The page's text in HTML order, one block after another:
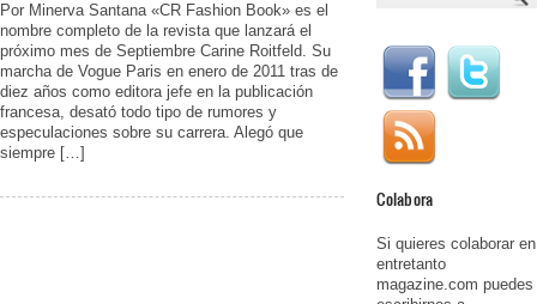
Por Minerva Santana «CR Fashion Book» es el
nombre completo de la revista que lanzará el
próximo mes de Septiembre Carine Roitfeld. Su
marcha de Vogue Paris en enero de 2011 tras de
diez años como editora jefe en la publicación
francesa, desató todo tipo de rumores y
especulaciones sobre su carrera. Alegó que
siempre […]
Colabora
Si quieres colaborar en
entretanto
magazine.com puedes